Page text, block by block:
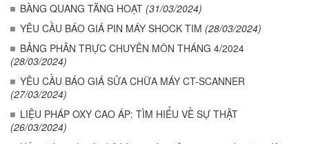
BÀNG QUANG TĂNG HOẠT (31/03/2024)
YÊU CẦU BÁO GIÁ PIN MÁY SHOCK TIM (28/03/2024)
BẢNG PHÂN TRỰC CHUYÊN MÔN THÁNG 4/2024
(28/03/2024)
YÊU CẦU BÁO GIÁ SỬA CHỮA MÁY CT-SCANNER
(27/03/2024)
LIỆU PHÁP OXY CAO ÁP: TÌM HIỂU VỀ SỰ THẬT
(26/03/2024)